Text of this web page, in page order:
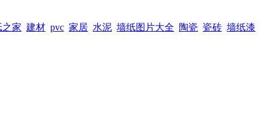
之家 建材 pvc 家居 水泥 墙纸图片大全 陶瓷 瓷砖 墙纸漆